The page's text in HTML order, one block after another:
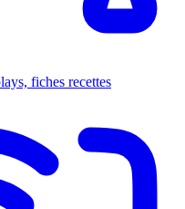
fiches recettes